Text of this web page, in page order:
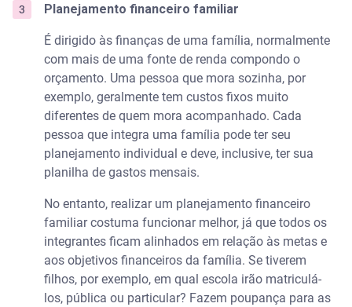
Planejamento financeiro familiar
É dirigido às finanças de uma família, normalmente
com mais de uma fonte de renda compondo o
orçamento. Uma pessoa que mora sozinha, por
exemplo, geralmente tem custos fixos muito
diferentes de quem mora acompanhado. Cada
pessoa que integra uma família pode ter seu
planejamento individual e deve, inclusive, ter sua
planilha de gastos mensais.
No entanto, realizar um planejamento financeiro
familiar costuma funcionar melhor, já que todos os
integrantes ficam alinhados em relação às metas e
aos objetivos financeiros da família. Se tiverem
filhos, por exemplo, em qual escola irão matriculá-
los, pública ou particular? Fazem poupança para as